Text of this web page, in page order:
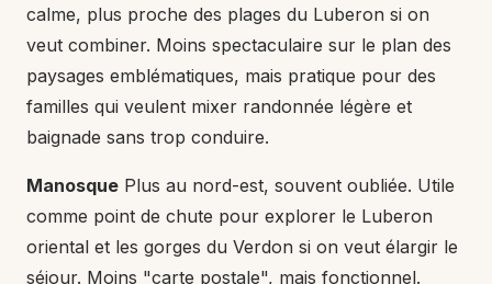
calme, plus proche des plages du Luberon si on
veut combiner. Moins spectaculaire sur le plan des
paysages emblématiques, mais pratique pour des
familles qui veulent mixer randonnée légère et
baignade sans trop conduire.
Manosque Plus au nord-est, souvent oubliée. Utile
comme point de chute pour explorer le Luberon
oriental et les gorges du Verdon si on veut élargir le
séjour. Moins "carte postale", mais fonctionnel.